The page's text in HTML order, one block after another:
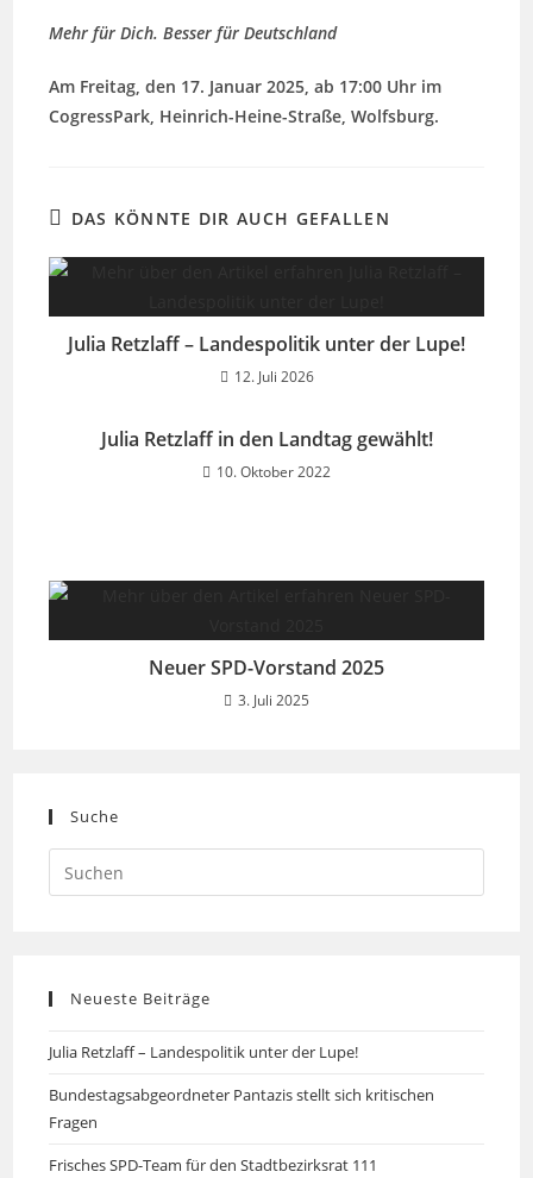
Mehr für Dich. Besser für Deutschland
Am Freitag, den 17. Januar 2025, ab 17:00 Uhr im
CogressPark, Heinrich-Heine-Straße, Wolfsburg.
DAS KÖNNTE DIR AUCH GEFALLEN
Julia Retzlaff – Landespolitik unter der Lupe!
12. Juli 2026
Julia Retzlaff in den Landtag gewählt!
10. Oktober 2022
Neuer SPD-Vorstand 2025
3. Juli 2025
Suche
Neueste Beiträge
Julia Retzlaff – Landespolitik unter der Lupe!
Bundestagsabgeordneter Pantazis stellt sich kritischen
Fragen
Frisches SPD-Team für den Stadtbezirksrat 111